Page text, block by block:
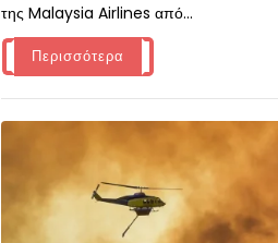
της Malaysia Airlines από...
Περισσότερα